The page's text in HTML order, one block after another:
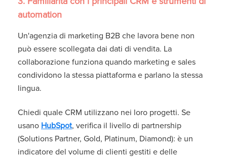
automation
Un'agenzia di marketing B2B che lavora bene non
può essere scollegata dai dati di vendita. La
collaborazione funziona quando marketing e sales
condividono la stessa piattaforma e parlano la stessa
lingua.
Chiedi quale CRM utilizzano nei loro progetti. Se
usano HubSpot, verifica il livello di partnership
(Solutions Partner, Gold, Platinum, Diamond): è un
indicatore del volume di clienti gestiti e delle